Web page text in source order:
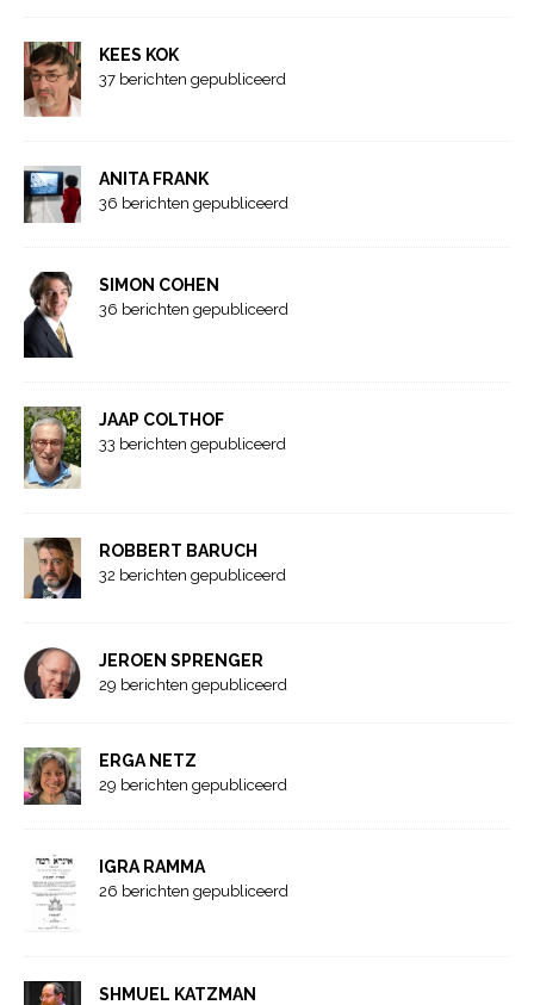
KEES KOK
37 berichten gepubliceerd
ANITA FRANK
36 berichten gepubliceerd
SIMON COHEN
36 berichten gepubliceerd
JAAP COLTHOF
33 berichten gepubliceerd
ROBBERT BARUCH
32 berichten gepubliceerd
JEROEN SPRENGER
29 berichten gepubliceerd
ERGA NETZ
29 berichten gepubliceerd
IGRA RAMMA
26 berichten gepubliceerd
SHMUEL KATZMAN